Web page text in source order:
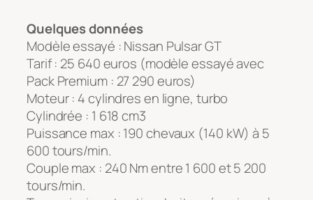
Quelques données
Modèle essayé : Nissan Pulsar GT
Tarif : 25 640 euros (modèle essayé avec
Pack Premium : 27 290 euros)
Moteur : 4 cylindres en ligne, turbo
Cylindrée : 1 618 cm3
Puissance max : 190 chevaux (140 kW) à 5
600 tours/min.
Couple max : 240 Nm entre 1 600 et 5 200
tours/min.